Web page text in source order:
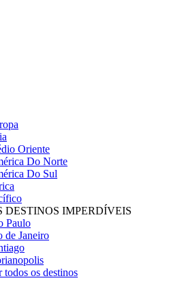
Oriente
Do Norte
Do Sul
DESTINOS IMPERDÍVEIS
Paulo
de Janeiro
todos os destinos